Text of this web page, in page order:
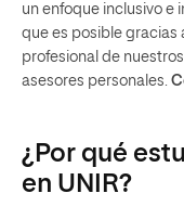
un enfoque inclusivo e
que es posible gracias
profesional de
asesores personales.
¿Por qué
en UNIR?